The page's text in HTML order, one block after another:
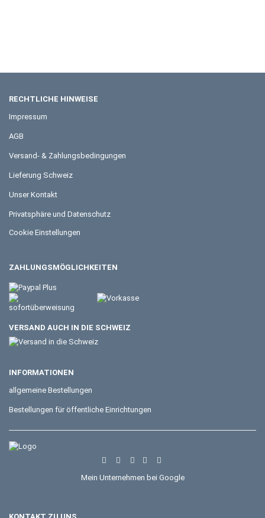
RECHTLICHE HINWEISE
Impressum
AGB
Versand- & Zahlungsbedingungen
Lieferung Schweiz
Unser Kontakt
Privatsphäre und Datenschutz
Cookie Einstellungen
ZAHLUNGSMÖGLICHKEITEN
VERSAND AUCH IN DIE SCHWEIZ
INFORMATIONEN
allgemeine Bestellungen
Bestellungen für öffentliche Einrichtungen
Mein Unternehmen bei Google